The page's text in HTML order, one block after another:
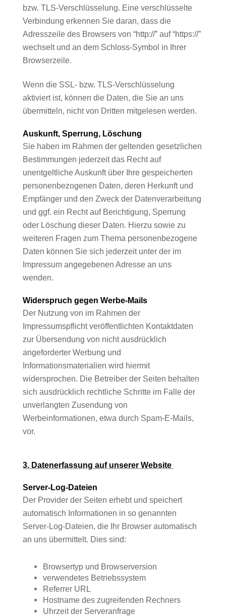
bzw. TLS-Verschlüsselung. Eine verschlüsselte
Verbindung erkennen Sie daran, dass die
Adresszeile des Browsers von “http://” auf “https://”
wechselt und an dem Schloss-Symbol in Ihrer
Browserzeile.
Wenn die SSL- bzw. TLS-Verschlüsselung
aktiviert ist, können die Daten, die Sie an uns
übermitteln, nicht von Dritten mitgelesen werden.
Auskunft, Sperrung, Löschung
Sie haben im Rahmen der geltenden gesetzlichen
Bestimmungen jederzeit das Recht auf
unentgeltliche Auskunft über Ihre gespeicherten
personenbezogenen Daten, deren Herkunft und
Empfänger und den Zweck der Datenverarbeitung
und ggf. ein Recht auf Berichtigung, Sperrung
oder Löschung dieser Daten. Hierzu sowie zu
weiteren Fragen zum Thema personenbezogene
Daten können Sie sich jederzeit unter der im
Impressum angegebenen Adresse an uns
wenden.
Widerspruch gegen Werbe-Mails
Der Nutzung von im Rahmen der
Impressumspflicht veröffentlichten Kontaktdaten
zur Übersendung von nicht ausdrücklich
angeforderter Werbung und
Informationsmaterialien wird hiermit
widersprochen. Die Betreiber der Seiten behalten
sich ausdrücklich rechtliche Schritte im Falle der
unverlangten Zusendung von
Werbeinformationen, etwa durch Spam-E-Mails,
vor.
3. Datenerfassung auf unserer Website
Server-Log-Dateien
Der Provider der Seiten erhebt und speichert
automatisch Informationen in so genannten
Server-Log-Dateien, die Ihr Browser automatisch
an uns übermittelt. Dies sind:
Browsertyp und Browserversion
verwendetes Betriebssystem
Referrer URL
Hostname des zugreifenden Rechners
Uhrzeit der Serveranfrage